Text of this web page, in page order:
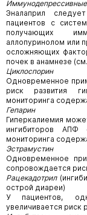
Эналаприл
пациентов с
получающих
аллопуринолом или
осложняющих
почек в анамнезе
Циклоспорин
Одновременное
риск развития
мониторинга
Гепарин
Гиперкалиемия
ингибиторов АПФ
мониторинга
Эстрамустин
Одновременное
сопровождается
Рацекадотрил
острой диареи)
У пациентов,
увеличивается риск